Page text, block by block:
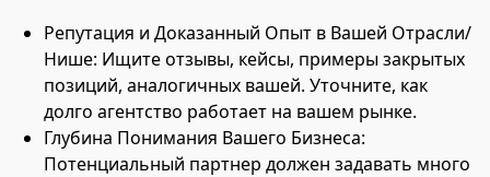
Репутация и Доказанный Опыт в Вашей Отрасли/
Нише: Ищите отзывы, кейсы, примеры закрытых
позиций, аналогичных вашей. Уточните, как
долго агентство работает на вашем рынке.
Глубина Понимания Вашего Бизнеса:
Потенциальный партнер должен задавать много